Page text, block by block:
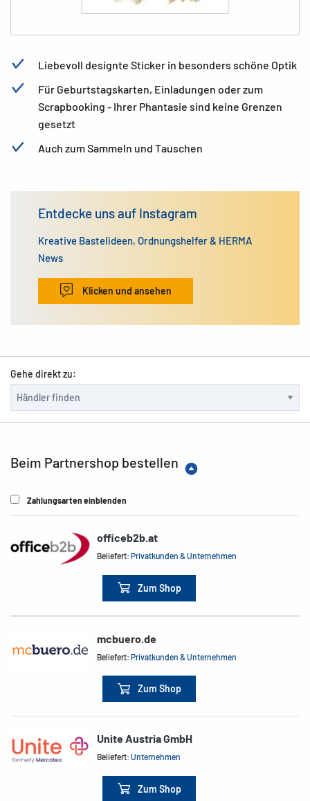
Liebevoll designte Sticker in besonders schöne Optik
Für Geburtstagskarten, Einladungen oder zum
Scrapbooking - Ihrer Phantasie sind keine Grenzen
gesetzt
Auch zum Sammeln und Tauschen
Entdecke uns auf Instagram
Kreative Bastelideen, Ordnungshelfer & HERMA
News
Klicken und ansehen
Gehe direkt zu:
Beim Partnershop bestellen
Zahlungsarten einblenden
officeb2b.at
Beliefert:Privatkunden & Unternehmen
Zum Shop
mcbuero.de
Beliefert:Privatkunden & Unternehmen
Zum Shop
Unite Austria GmbH
Beliefert:Unternehmen
Zum Shop